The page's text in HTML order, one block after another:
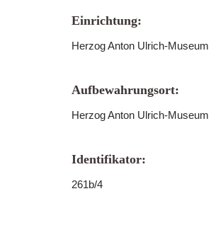
Einrichtung:
Herzog Anton Ulrich-
Aufbewahrungsort:
Herzog Anton Ulrich-
Identifikator:
261b/4